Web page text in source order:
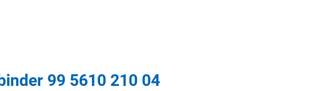
binder 99 5610 210 04